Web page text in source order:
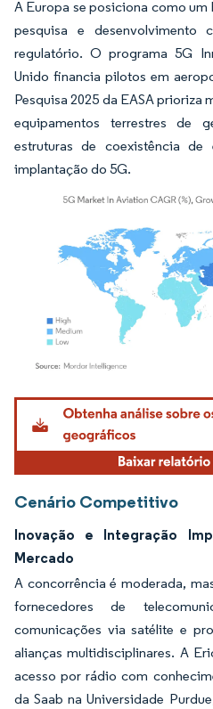
A Europa se posiciona como
pesquisa e desenvolvimento
regulatório. O programa 5G
Unido financia pilotos em
Pesquisa 2025 da EASA prioriza
equipamentos terrestres de
estruturas de coexistência de
implantação do 5G.
Imagem © Mordor Intelligence. O reuso
Cenário Competitivo
Inovação e Integração
Mercado
A concorrência é moderada,
fornecedores de
comunicações via satélite e
alianças multidisciplinares. A
acesso por rádio com
da Saab na Universidade